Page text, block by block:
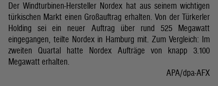
Der Windturbinen-Hersteller Nordex hat aus seinem wichtigen
türkischen Markt einen Großauftrag erhalten. Von der Türkerler
Holding sei ein neuer Auftrag über rund 525 Megawatt
eingegangen, teilte Nordex in Hamburg mit. Zum Vergleich: Im
zweiten Quartal hatte Nordex Aufträge von knapp 3.100
Megawatt erhalten.
APA/dpa-AFX